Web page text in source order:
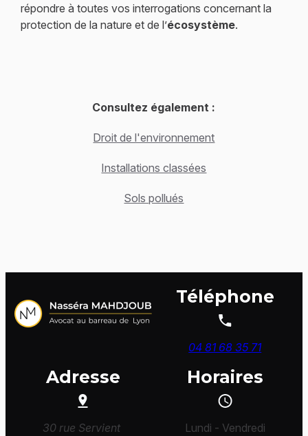
répondre à toutes vos interrogations concernant la
protection de la nature et de l’écosystème.
Consultez également :
Droit de l'environnement
Installations classées
Sols pollués
Téléphone
04 81 68 35 71
Adresse
30 rue Servient
Horaires
Lundi - Vendredi